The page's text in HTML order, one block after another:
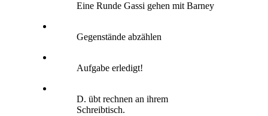
Eine Runde Gassi gehen mit Barney
Gegenstände abzählen
Aufgabe erledigt!
D. übt rechnen an ihrem
Schreibtisch.